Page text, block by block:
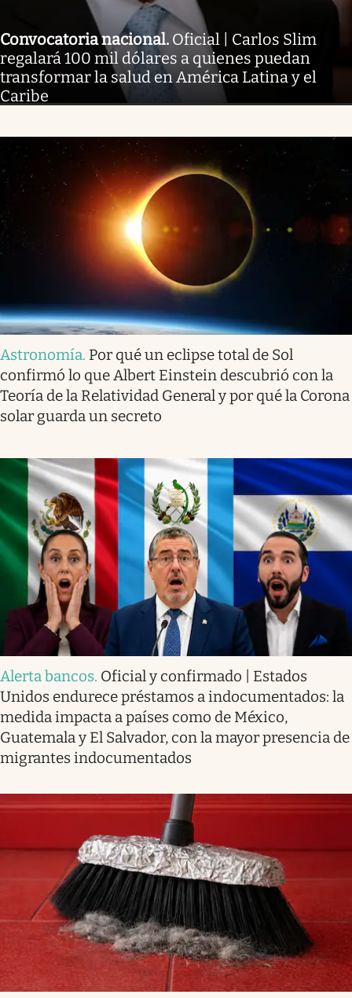
Convocatoria nacional. Oficial | Carlos Slim
regalará 100 mil dólares a quienes puedan
transformar la salud en América Latina y el
Caribe
Astronomía. Por qué un eclipse total de Sol
confirmó lo que Albert Einstein descubrió con la
Teoría de la Relatividad General y por qué la Corona
solar guarda un secreto
Alerta bancos. Oficial y confirmado | Estados
Unidos endurece préstamos a indocumentados: la
medida impacta a países como de México,
Guatemala y El Salvador, con la mayor presencia de
migrantes indocumentados